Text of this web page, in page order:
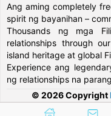
Ang aming completely
spirit ng bayanihan –
Thousands ng mga
relationships through
island heritage at global
Experience ang
ng relationships na
© 2026 Copyright